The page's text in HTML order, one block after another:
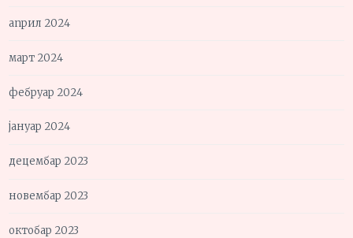
април 2024
март 2024
фебруар 2024
јануар 2024
децембар 2023
новембар 2023
октобар 2023